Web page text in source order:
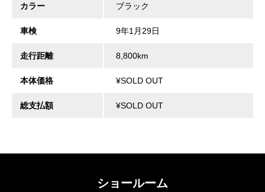
カラー ブラック
車検 9年1月29日
走行距離 8,800km
本体価格 ¥SOLD OUT
総支払額 ¥SOLD OUT
ショールーム